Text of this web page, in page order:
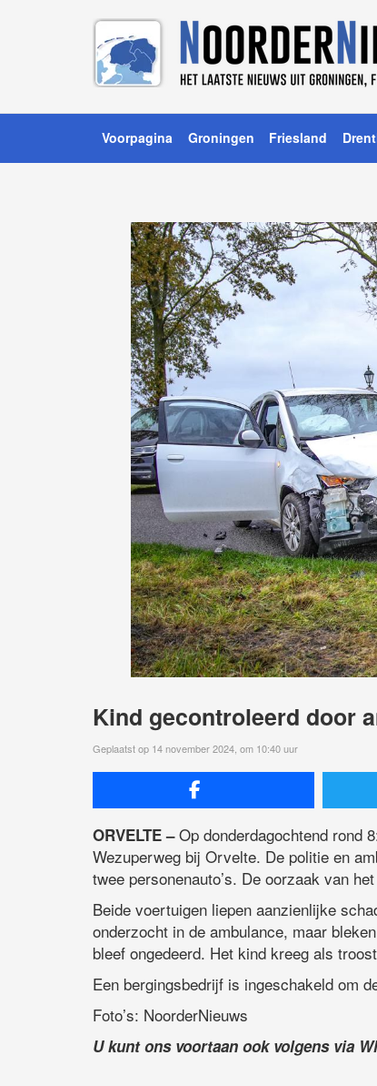
Voorpagina Groningen Friesland
Kind gecontroleerd door
Geplaatst op 14 november 2024, om 10:40 uur
ORVELTE –Op donderdagochtend rond
Wezuperweg bij Orvelte. De politie en
twee personenauto’s. De oorzaak van
Beide voertuigen liepen aanzienlijke
onderzocht in de ambulance, maar
bleef ongedeerd. Het kind kreeg als
Een bergingsbedrijf is ingeschakeld om
Foto’s: NoorderNieuws
U kunt ons voortaan ook volgens via